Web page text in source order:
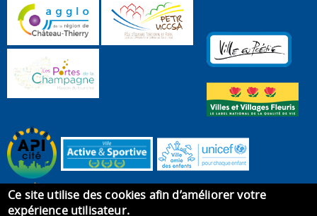
Ce site utilise des cookies afin d’améliorer votre
expérience utilisateur.